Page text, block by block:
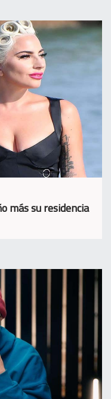
más su residencia